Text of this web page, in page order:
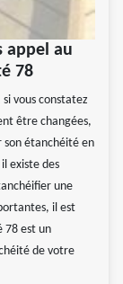
appel au
78
vous constatez
être changées,
son étanchéité en
existe des
une
il est
78 est un
de votre